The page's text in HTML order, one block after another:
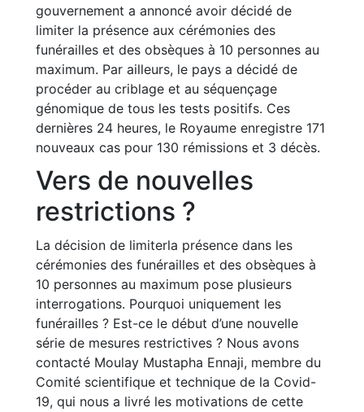
gouvernement a annoncé avoir décidé de
limiter la présence aux cérémonies des
funérailles et des obsèques à 10 personnes au
maximum. Par ailleurs, le pays a décidé de
procéder au criblage et au séquençage
génomique de tous les tests positifs. Ces
dernières 24 heures, le Royaume enregistre 171
nouveaux cas pour 130 rémissions et 3 décès.
Vers de nouvelles
restrictions ?
La décision de limiterla présence dans les
cérémonies des funérailles et des obsèques à
10 personnes au maximum pose plusieurs
interrogations. Pourquoi uniquement les
funérailles ? Est-ce le début d’une nouvelle
série de mesures restrictives ? Nous avons
contacté Moulay Mustapha Ennaji, membre du
Comité scientifique et technique de la Covid-
19, qui nous a livré les motivations de cette